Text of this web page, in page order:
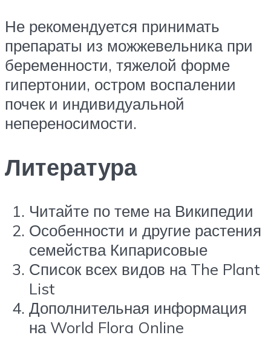
Не рекомендуется принимать
препараты из можжевельника при
беременности, тяжелой форме
гипертонии, остром воспалении
почек и индивидуальной
непереносимости.
Литература
Читайте по теме на Википедии
Особенности и другие растения
семейства Кипарисовые
Список всех видов на The Plant
List
Дополнительная информация
на World Flora Online